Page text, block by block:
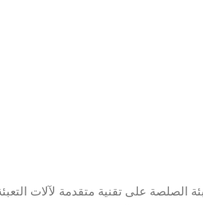
الصلصة على تقنية متقدمة لآلات